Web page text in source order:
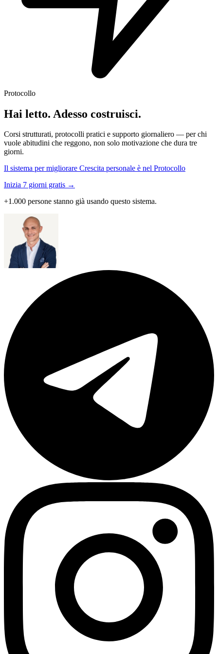
Protocollo
Hai letto. Adesso costruisci.
Corsi strutturati, protocolli pratici e supporto giornaliero — per chi
vuole abitudini che reggono, non solo motivazione che dura tre
giorni.
Il sistema per migliorare Crescita personale è nel Protocollo
Inizia 7 giorni gratis →
+1.000 persone stanno già usando questo sistema.